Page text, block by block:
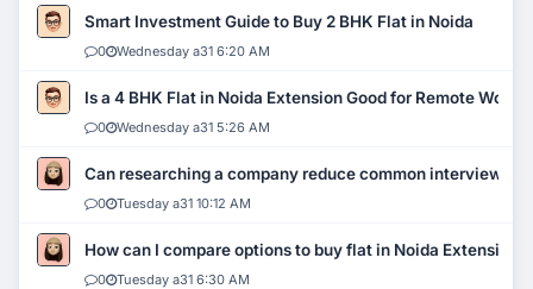
Smart Investment Guide to Buy 2 BHK Flat in Noida
0 Wednesday a31 6:20 AM
Is a 4 BHK Flat in Noida Extension Good for Remote Work?
0 Wednesday a31 5:26 AM
Can researching a company reduce common interview
0 Tuesday a31 10:12 AM
How can I compare options to buy flat in Noida Extension?
0 Tuesday a31 6:30 AM